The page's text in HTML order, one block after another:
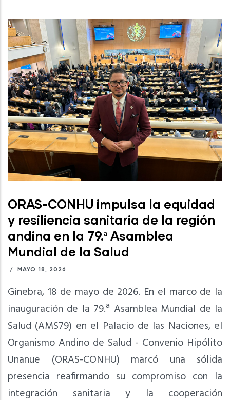
ORAS-CONHU impulsa la equidad
y resiliencia sanitaria de la región
andina en la 79.ª Asamblea
Mundial de la Salud
/ MAYO 18, 2026
Ginebra, 18 de mayo de 2026. En el marco de la
inauguración de la 79.ª Asamblea Mundial de la
Salud (AMS79) en el Palacio de las Naciones, el
Organismo Andino de Salud - Convenio Hipólito
Unanue (ORAS-CONHU) marcó una sólida
presencia reafirmando su compromiso con la
integración sanitaria y la cooperación